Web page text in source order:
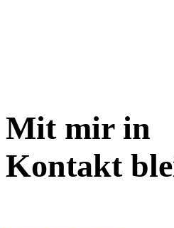
Mit mir in
Kontakt